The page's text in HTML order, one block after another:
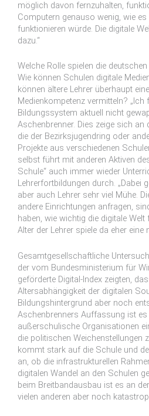
möglich davon fernzuhalten,
Computern genauso wenig, wie
funktionieren würde. Die digitale
dazu.“
Welche Rolle spielen die
Wie können Schulen digitale
können ältere Lehrer überhaupt
Medienkompetenz vermitteln?
Bildungssystem aktuell nicht
Aschenbrenner. Dies zeige sich an
die der Bezirksjugendring oder
Projekte aus verschiedenen
selbst führt mit anderen Aktiven
Schule“ auch immer wieder
Lehrerfortbildungen durch. „Dabei
aber auch Lehrer sehr viel Mühe.
andere Einrichtungen anfragen,
haben, wie wichtig die digitale Welt
Alter der Lehrer spiele da eher eine
Gesamtgesellschaftliche
der vom Bundesministerium für
geförderte Digital-Index zeigten,
Altersabhängigkeit der digitalen
Bildungshintergrund aber noch
Aschenbrenners Auffassung ist
außerschulische Organisationen
die politischen Weichenstellungen
kommt stark auf die Schule und
an, ob die infrastrukturellen
digitalen Wandel an den Schulen
beim Breitbandausbau ist es an
vielen anderen aber noch